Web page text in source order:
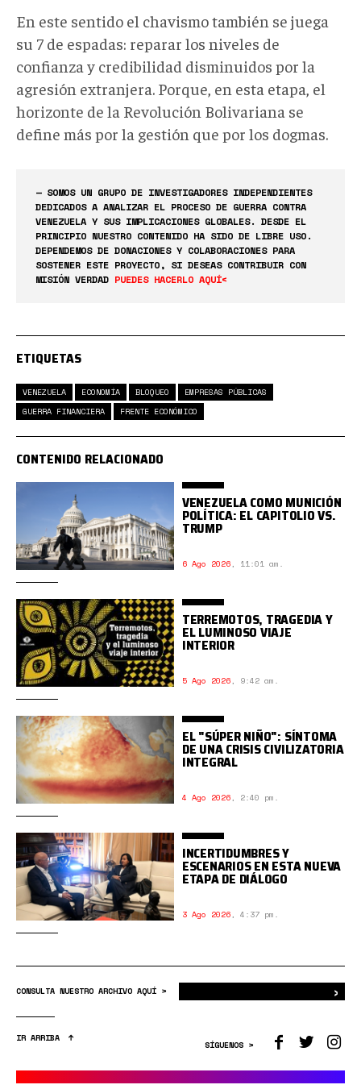
En este sentido el chavismo también se juega
su 7 de espadas: reparar los niveles de
confianza y credibilidad disminuidos por la
agresión extranjera. Porque, en esta etapa, el
horizonte de la Revolución Bolivariana se
define más por la gestión que por los dogmas.
— SOMOS UN GRUPO DE INVESTIGADORES INDEPENDIENTES
DEDICADOS A ANALIZAR EL PROCESO DE GUERRA CONTRA
VENEZUELA Y SUS IMPLICACIONES GLOBALES. DESDE EL
PRINCIPIO NUESTRO CONTENIDO HA SIDO DE LIBRE USO.
DEPENDEMOS DE DONACIONES Y COLABORACIONES PARA
SOSTENER ESTE PROYECTO, SI DESEAS CONTRIBUIR CON
MISIÓN VERDAD PUEDES HACERLO AQUÍ<
ETIQUETAS
VENEZUELA ECONOMÍA BLOQUEO
EMPRESAS PÚBLICAS
GUERRA FINANCIERA
FRENTE ECONÓMICO
CONTENIDO RELACIONADO
VENEZUELA COMO MUNICIÓN
POLÍTICA: EL CAPITOLIO VS.
TRUMP
6 Ago 2026, 11:01 am.
TERREMOTOS, TRAGEDIA Y
EL LUMINOSO VIAJE
INTERIOR
5 Ago 2026, 9:42 am.
EL "SÚPER NIÑO": SÍNTOMA
DE UNA CRISIS CIVILIZATORIA
INTEGRAL
4 Ago 2026, 2:40 pm.
INCERTIDUMBRES Y
ESCENARIOS EN ESTA NUEVA
ETAPA DE DIÁLOGO
3 Ago 2026, 4:37 pm.
CONSULTA NUESTRO ARCHIVO AQUÍ > ›
IR ARRIBA
SÍGUENOS >